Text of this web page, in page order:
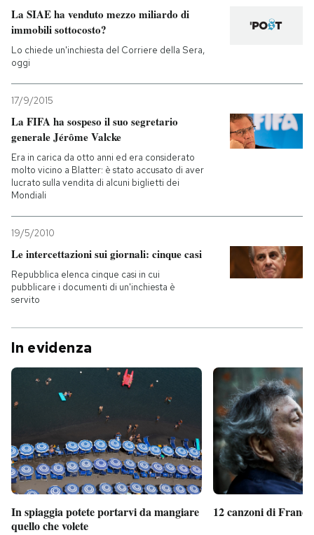
La SIAE ha venduto mezzo miliardo di
immobili sottocosto?
Lo chiede un'inchiesta del Corriere della Sera,
oggi
17/9/2015
La FIFA ha sospeso il suo segretario
generale Jérôme Valcke
Era in carica da otto anni ed era considerato
molto vicino a Blatter: è stato accusato di aver
lucrato sulla vendita di alcuni biglietti dei
Mondiali
19/5/2010
Le intercettazioni sui giornali: cinque casi
Repubblica elenca cinque casi in cui
pubblicare i documenti di un'inchiesta è
servito
In evidenza
In spiaggia potete portarvi da mangiare
quello che volete
12 canzoni di